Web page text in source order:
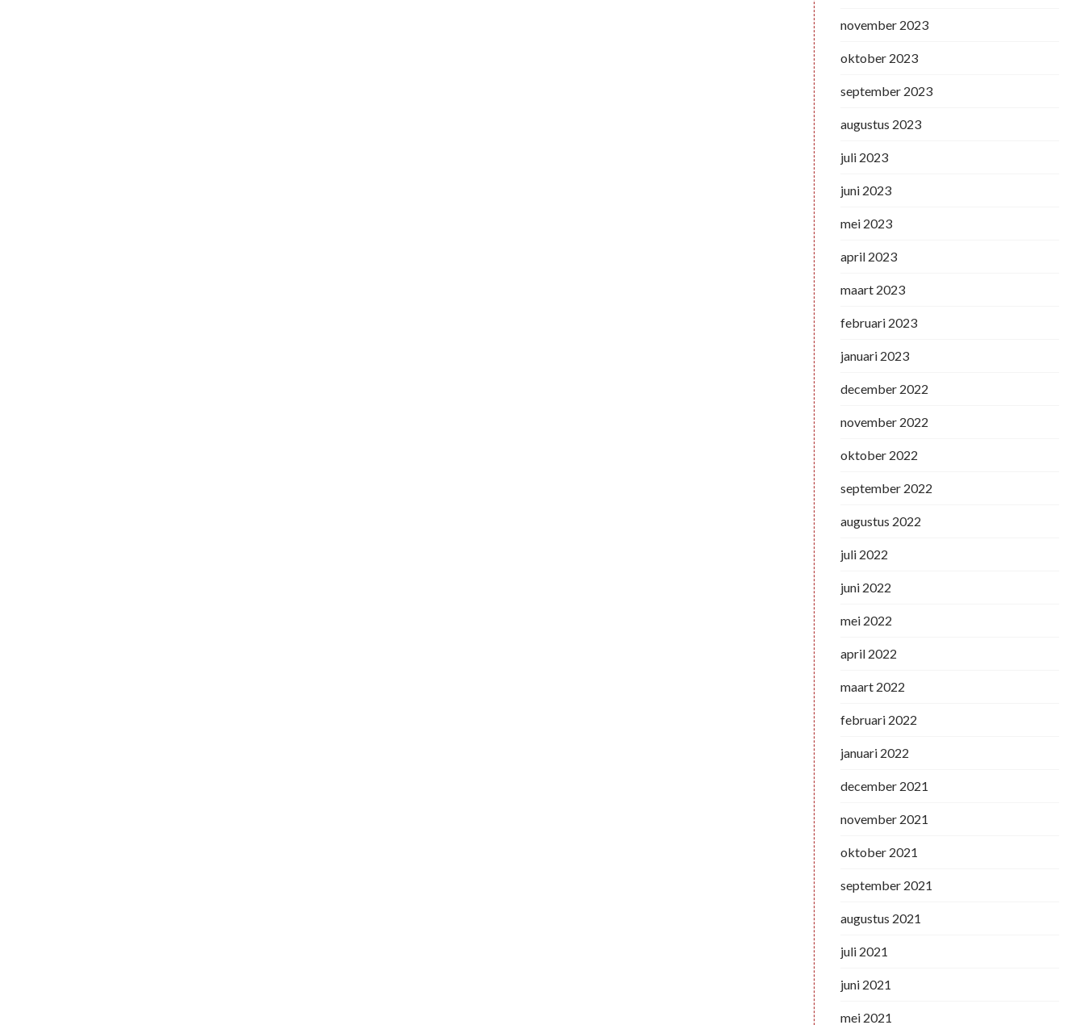
november 2023
oktober 2023
september 2023
augustus 2023
juli 2023
juni 2023
mei 2023
april 2023
maart 2023
februari 2023
januari 2023
december 2022
november 2022
oktober 2022
september 2022
augustus 2022
juli 2022
juni 2022
mei 2022
april 2022
maart 2022
februari 2022
januari 2022
december 2021
november 2021
oktober 2021
september 2021
augustus 2021
juli 2021
juni 2021
mei 2021